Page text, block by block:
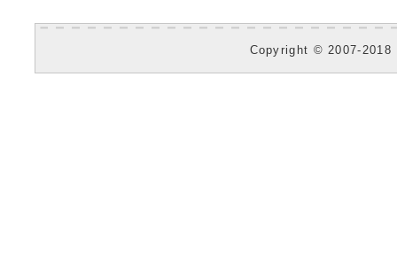
Copyright © 2007-